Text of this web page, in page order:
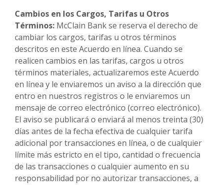
Cambios en los Cargos, Tarifas u Otros
Términos: McClain Bank se reserva el derecho de
cambiar los cargos, tarifas u otros términos
descritos en este Acuerdo en línea. Cuando se
realicen cambios en las tarifas, cargos u otros
términos materiales, actualizaremos este Acuerdo
en línea y le enviaremos un aviso a la dirección que
entro en nuestros registros o le enviaremos un
mensaje de correo electrónico (correo electrónico).
El aviso se publicará o enviará al menos treinta (30)
días antes de la fecha efectiva de cualquier tarifa
adicional por transacciones en línea, o de cualquier
límite más estricto en el tipo, cantidad o frecuencia
de las transacciones o cualquier aumento en su
responsabilidad por no autorizar transacciones, a